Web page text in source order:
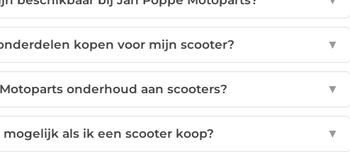
kopen voor mijn scooter? ▼
onderhoud aan scooters? ▼
als ik een scooter koop? ▼